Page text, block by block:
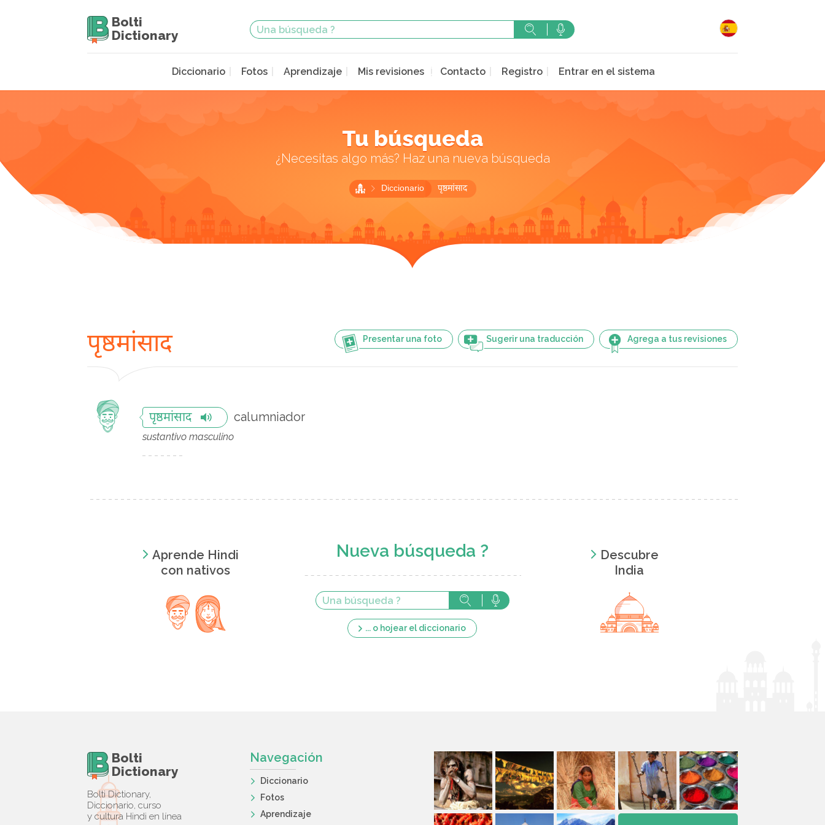
Bolti
Dictionary
Diccionario Fotos Aprendizaje Mis revisiones Contacto Registro Entrar en el sistema
Tu búsqueda
¿Necesitas algo más? Haz una nueva búsqueda
Diccionario पृष्ठमांसाद
Presentar una foto Sugerir una traducción Agrega a tus revisiones
पृष्ठमांसाद
पृष्ठमांसाद calumniador
sustantivo masculino
Aprende Hindi
con nativos
Nueva búsqueda ?
... o hojear el diccionario
Descubre
India
Bolti
Dictionary
Bolti Dictionary,
Diccionario, curso
y cultura Hindi en línea
Navegación
Diccionario
Fotos
Aprendizaje